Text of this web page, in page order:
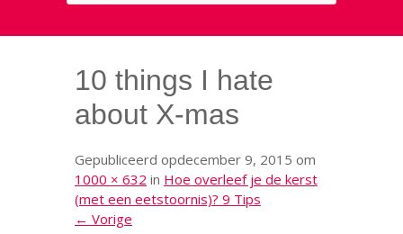
10 things I hate
about X-mas
Gepubliceerd opdecember 9, 2015 om
1000 × 632 in Hoe overleef je de kerst
(met een eetstoornis)? 9 Tips
← Vorige